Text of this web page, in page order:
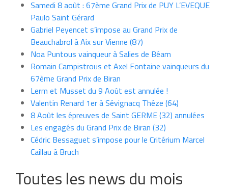
Samedi 8 août : 67ème Grand Prix de PUY L’EVEQUE
Paulo Saint Gérard
Gabriel Peyencet s’impose au Grand Prix de
Beauchabrol à Aix sur Vienne (87)
Noa Puntous vainqueur à Salies de Béarn
Romain Campistrous et Axel Fontaine vainqueurs du
67ème Grand Prix de Biran
Lerm et Musset du 9 Août est annulée !
Valentin Renard 1er à Sévignacq Théze (64)
8 Août les épreuves de Saint GERME (32) annulées
Les engagés du Grand Prix de Biran (32)
Cédric Bessaguet s’impose pour le Critérium Marcel
Caillau à Bruch
Toutes les news du mois